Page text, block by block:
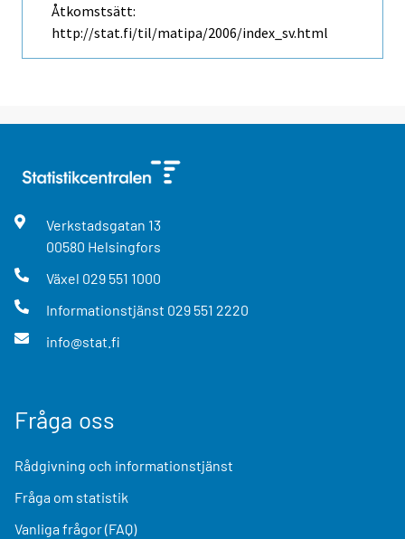
Åtkomstsätt:
http://stat.fi/til/matipa/2006/index_sv.html
Verkstadsgatan 13
00580 Helsingfors
Växel 029 551 1000
Informationstjänst 029 551 2220
info@stat.fi
Fråga oss
Rådgivning och informationstjänst
Fråga om statistik
Vanliga frågor (FAQ)